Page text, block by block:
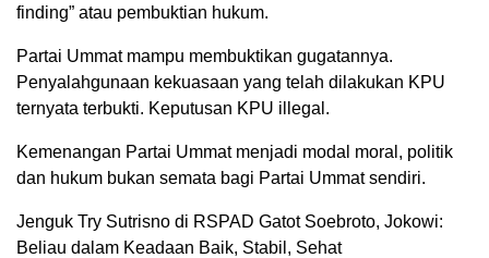
finding” atau pembuktian hukum.
Partai Ummat mampu membuktikan gugatannya.
Penyalahgunaan kekuasaan yang telah dilakukan KPU
ternyata terbukti. Keputusan KPU illegal.
Kemenangan Partai Ummat menjadi modal moral, politik
dan hukum bukan semata bagi Partai Ummat sendiri.
Jenguk Try Sutrisno di RSPAD Gatot Soebroto, Jokowi:
Beliau dalam Keadaan Baik, Stabil, Sehat